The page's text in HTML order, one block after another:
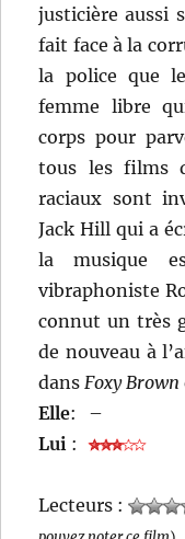
justicière aussi
fait face à la
la police que
femme libre
corps pour
tous les films
raciaux sont
Jack Hill qui a
la musique
vibraphoniste
connut un très
de nouveau à
dans Foxy Brown
Elle:
–
Lui :
Lecteurs :